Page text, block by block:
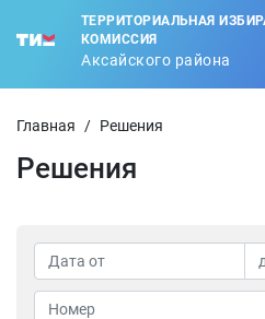
ТЕРРИТОРИАЛЬНАЯ
КОМИССИЯ
Аксайского района
Главная / Решения
Решения